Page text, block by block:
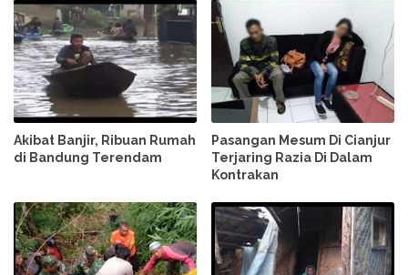
Akibat Banjir, Ribuan Rumah
di Bandung Terendam
Pasangan Mesum Di Cianjur
Terjaring Razia Di Dalam
Kontrakan